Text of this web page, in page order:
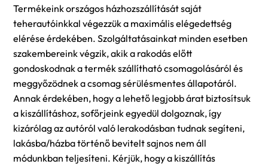
Termékeink országos házhozszállítását saját
teherautóinkkal végezzük a maximális elégedettség
elérése érdekében. Szolgáltatásainkat minden esetben
szakembereink végzik, akik a rakodás előtt
gondoskodnak a termék szállítható csomagolásáról és
meggyőzödnek a csomag sérülésmentes állapotáról.
Annak érdekében, hogy a lehető legjobb árat biztosítsuk
a kiszállításhoz, sofőrjeink egyedül dolgoznak, így
kizárólag az autóról való lerakodásban tudnak segíteni,
lakásba/házba történő bevitelt sajnos nem áll
módunkban teljesíteni. Kérjük, hogy a kiszállítás